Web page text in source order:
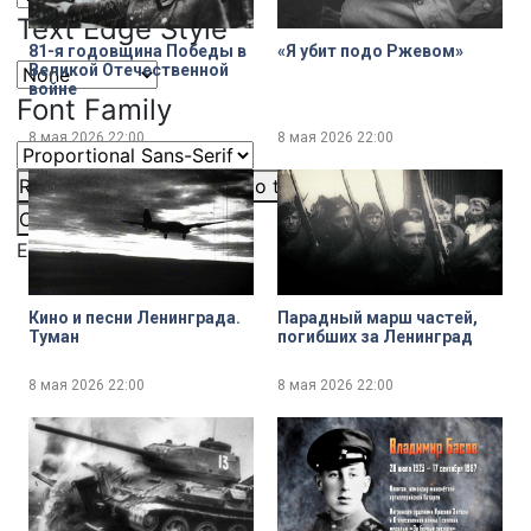
Text Edge Style
Font Family
Resetrestore all settings to the default values
Close Modal Dialog
End of dialog window.
81-я годовщина Победы в
Великой Отечественной
войне
8 мая 2026 22:00
«Я убит подо Ржевом»
8 мая 2026 22:00
Кино и песни Ленинграда.
Туман
8 мая 2026 22:00
Парадный марш частей,
погибших за Ленинград
8 мая 2026 22:00